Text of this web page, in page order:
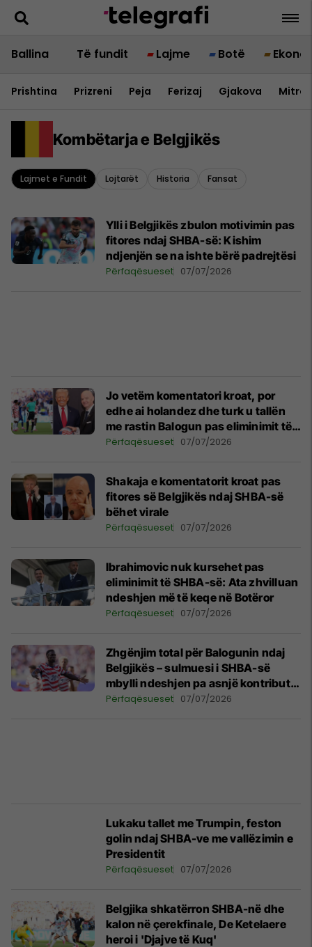
Ballina Të fundit Lajme Botë
Prishtina Prizreni Peja Ferizaj Gjakova
Kombëtarja e Belgjikës
Lajmet e Fundit Lojtarët Historia Fansat
Ylli i Belgjikës zbulon motivimin pas
fitores ndaj SHBA-së: Kishim
ndjenjën se na ishte bërë padrejtësi
Përfaqësueset 07/07/2026
Jo vetëm komentatori kroat, por
edhe ai holandez dhe turk u tallën
me rastin Balogun pas eliminimit të
SHBA-së
Përfaqësueset 07/07/2026
Shakaja e komentatorit kroat pas
fitores së Belgjikës ndaj SHBA-së
bëhet virale
Përfaqësueset 07/07/2026
Ibrahimovic nuk kursehet pas
eliminimit të SHBA-së: Ata zhvilluan
ndeshjen më të keqe në Botëror
Përfaqësueset 07/07/2026
Zhgënjim total për Balogunin ndaj
Belgjikës – sulmuesi i SHBA-së
mbylli ndeshjen pa asnjë kontribut
në fushë
Përfaqësueset 07/07/2026
Lukaku tallet me Trumpin, feston
golin ndaj SHBA-ve me vallëzimin e
Presidentit
Përfaqësueset 07/07/2026
Belgjika shkatërron SHBA-në dhe
kalon në çerekfinale, De Ketelaere
heroi i 'Djajve të Kuq'